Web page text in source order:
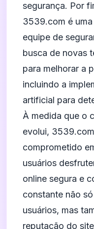
segurança. Por
3539.com é
equipe de
busca de novas
para melhorar a
incluindo a
artificial para
À medida que o
evolui,
comprometido
usuários
online segura e
constante não
usuários, mas
reputação do